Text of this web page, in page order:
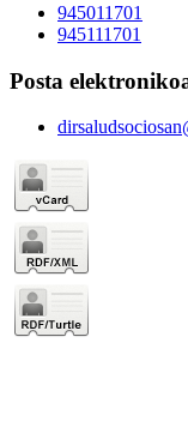
945011701
945111701
Posta